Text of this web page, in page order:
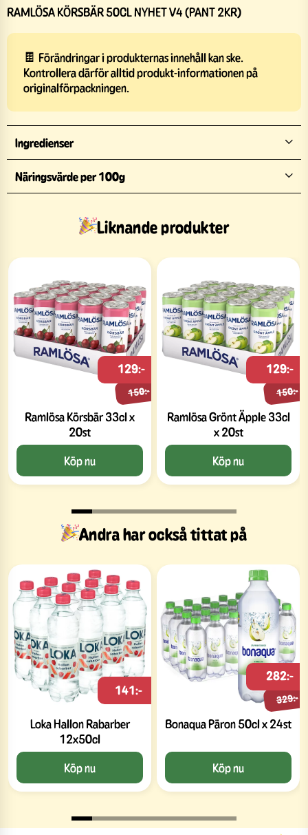
RAMLÖSA KÖRSBÄR 50CL NYHET V4 (PANT 2KR)
🍫 Förändringar i produkternas innehåll kan ske.
Kontrollera därför alltid produkt-informationen på
originalförpackningen.
Ingredienser
Näringsvärde per 100g
Liknande produkter
Ramlösa Körsbär 33cl x
20st
150:-
129:-
Köp nu
Ramlösa Grönt Äpple 33cl
x 20st
150:-
129:-
Köp nu
Andra har också tittat på
Loka Hallon Rabarber
12x50cl
141:-
Köp nu
Bonaqua Päron 50cl x 24st
329:-
282:-
Köp nu